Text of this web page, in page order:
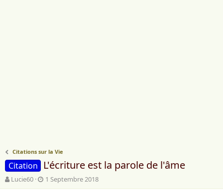
Citations sur la Vie
Citation L'écriture est la parole de l'âme
A
u
Lucie60
D
a
1 Septembre 2018